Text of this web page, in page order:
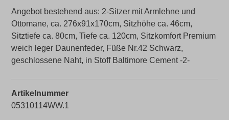
Angebot bestehend aus: 2-Sitzer mit Armlehne und
Ottomane, ca. 276x91x170cm, Sitzhöhe ca. 46cm,
Sitztiefe ca. 80cm, Tiefe ca. 120cm, Sitzkomfort Premium
weich leger Daunenfeder, Füße Nr.42 Schwarz,
geschlossene Naht, in Stoff Baltimore Cement -2-
Artikelnummer
05310114WW.1